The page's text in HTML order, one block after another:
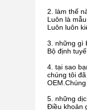
2. làm thế
Luôn là
Luôn luôn
3. những gì
Bộ định
4. tại sao
chúng tôi
5. những
Điều khoản